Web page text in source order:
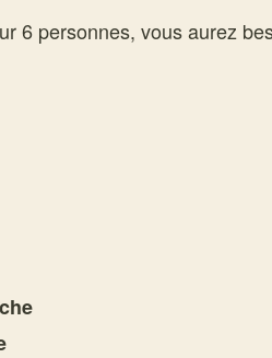
6 personnes, vous aurez